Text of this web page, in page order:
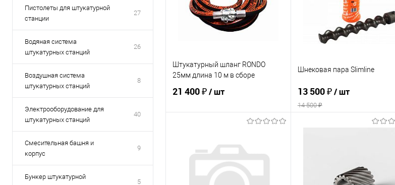
Пистолеты для штукатурной
станции
27
Водяная система
штукатурных станций
26
Воздушная система
штукатурных станций
8
Электрооборудование для
штукатурных станций
40
Смесительная башня и
корпус
9
Бункер штукатурной
5
Штукатурный шланг RONDO
25мм длина 10 м в сборе
21 400 ₽/ шт
Купить в 1 клик
К сравнению
В избранное
Под заказ
Шнековая пара Slimline
13 500 ₽/ шт
14 500 ₽
В избранное
В наличии